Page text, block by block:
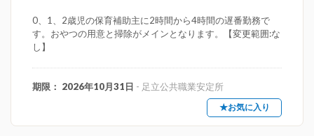
0、1、2歳児の保育補助主に2時間から4時間の遅番勤務で
す。おやつの用意と掃除がメインとなります。【変更範囲:な
し】
期限： 2026年10月31日 - 足立公共職業安定所
★お気に入り